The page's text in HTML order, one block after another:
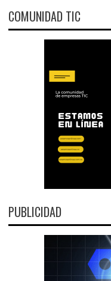
COMUNIDAD TIC
PUBLICIDAD